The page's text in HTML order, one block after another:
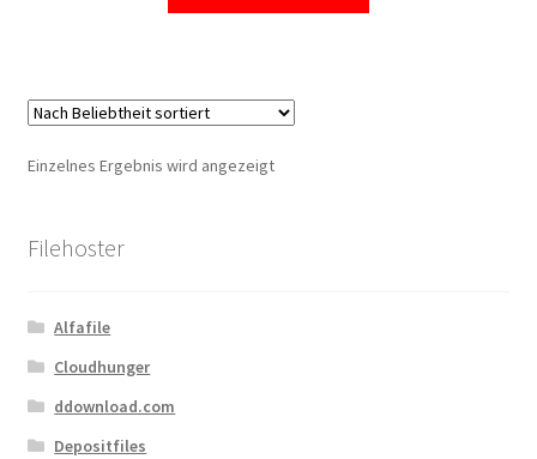
Zahlungsarten
Einzelnes Ergebnis wird angezeigt
Filehoster
Alfafile
Cloudhunger
ddownload.com
Depositfiles